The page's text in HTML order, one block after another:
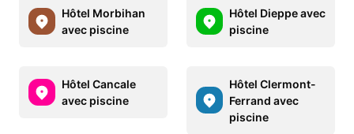
Hôtel Morbihan
avec piscine
Hôtel Dieppe avec
piscine
Hôtel Cancale
avec piscine
Hôtel Clermont-
Ferrand avec
piscine